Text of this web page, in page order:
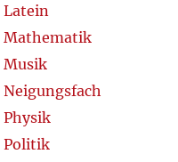
Latein
Mathematik
Musik
Neigungsfach
Physik
Politik